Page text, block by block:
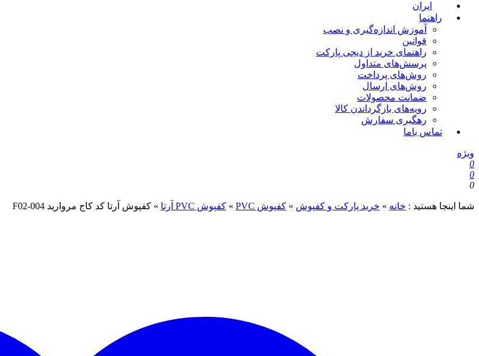
ایران
راهنما
آموزش اندازه‌گیری و نصب
قوانین
راهنمای خرید از دیجی پارکت
پرسش‌های متداول
روش‌های پرداخت
روش‌های ارسال
ضمانت محصولات
رویه‌های بازگرداندن کالا
رهگیری سفارش
تماس باما
ویژه
0
0
0
شما اینجا هستید : خانه » خرید پارکت و کفپوش » کفپوش PVC » کفپوش PVC آرتا » کفپوش آرتا کد کاج مروارید F02-004